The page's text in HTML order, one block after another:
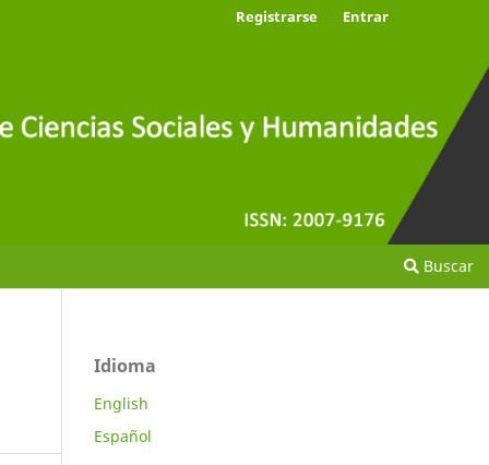
Buscar
Registrarse Entrar
Idioma
English
Español